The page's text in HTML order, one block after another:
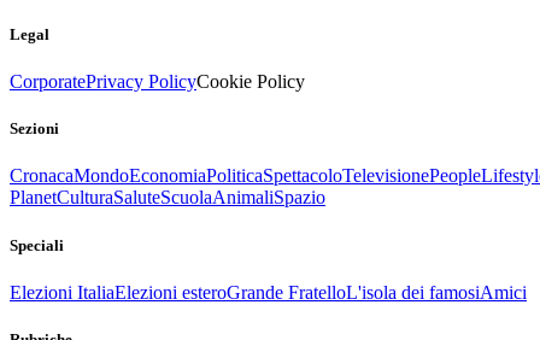
Legal
CorporatePrivacy PolicyCookie Policy
Sezioni
CronacaMondoEconomiaPoliticaSpettacoloTelevisionePeople
PlanetCulturaSaluteScuolaAnimaliSpazio
Speciali
Elezioni ItaliaElezioni esteroGrande FratelloL'isola dei famosiAmici